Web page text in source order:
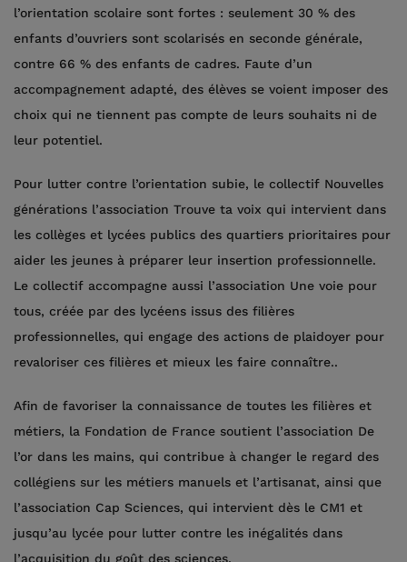
l’orientation scolaire sont fortes : seulement 30 % des
enfants d’ouvriers sont scolarisés en seconde générale,
contre 66 % des enfants de cadres. Faute d’un
accompagnement adapté, des élèves se voient imposer des
choix qui ne tiennent pas compte de leurs souhaits ni de
leur potentiel.
Pour lutter contre l’orientation subie, le collectif Nouvelles
générations l’association Trouve ta voix qui intervient dans
les collèges et lycées publics des quartiers prioritaires pour
aider les jeunes à préparer leur insertion professionnelle.
Le collectif accompagne aussi l’association Une voie pour
tous, créée par des lycéens issus des filières
professionnelles, qui engage des actions de plaidoyer pour
revaloriser ces filières et mieux les faire connaître..
Afin de favoriser la connaissance de toutes les filières et
métiers, la Fondation de France soutient l’association De
l’or dans les mains, qui contribue à changer le regard des
collégiens sur les métiers manuels et l’artisanat, ainsi que
l’association Cap Sciences, qui intervient dès le CM1 et
jusqu’au lycée pour lutter contre les inégalités dans
l’acquisition du goût des sciences.